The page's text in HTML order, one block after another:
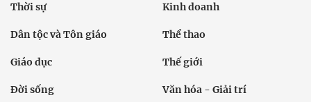
Thời sự Kinh doanh
Dân tộc và Tôn giáo Thể thao
Giáo dục Thế giới
Đời sống Văn hóa - Giải trí